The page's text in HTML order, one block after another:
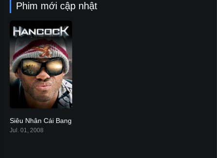
Phim mới cập nhật
6.4
Siêu Nhân Cái Bang
Jul. 01, 2008